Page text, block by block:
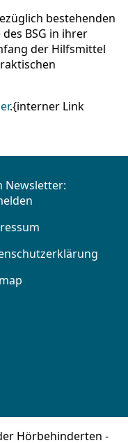
bestehenden
BSG in ihrer
der Hilfsmittel
.{interner Link
Newsletter:
Hörbehinderten -